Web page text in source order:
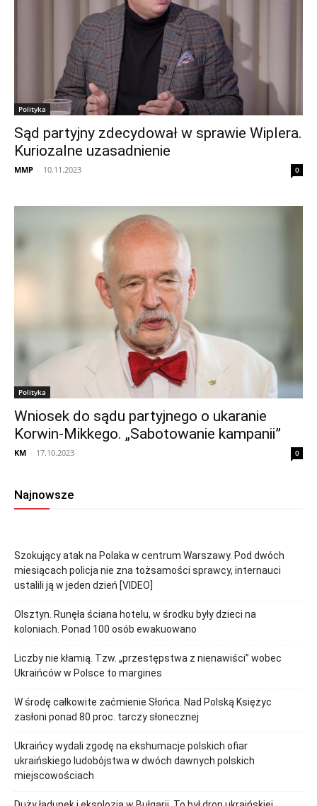
Polityka
Sąd partyjny zdecydował w sprawie Wiplera.
Kuriozalne uzasadnienie
MMP - 10.11.2023 0
Polityka
Wniosek do sądu partyjnego o ukaranie
Korwin-Mikkego. „Sabotowanie kampanii”
KM - 17.10.2023 0
Najnowsze
Szokujący atak na Polaka w centrum Warszawy. Pod dwóch
miesiącach policja nie zna tożsamości sprawcy, internauci
ustalili ją w jeden dzień [VIDEO]
Olsztyn. Runęła ściana hotelu, w środku były dzieci na
koloniach. Ponad 100 osób ewakuowano
Liczby nie kłamią. Tzw. „przestępstwa z nienawiści” wobec
Ukraińców w Polsce to margines
W środę całkowite zaćmienie Słońca. Nad Polską Księżyc
zasłoni ponad 80 proc. tarczy słonecznej
Ukraińcy wydali zgodę na ekshumacje polskich ofiar
ukraińskiego ludobójstwa w dwóch dawnych polskich
miejscowościach